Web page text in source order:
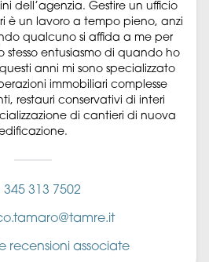
dell’agenzia. Gestire un ufficio
è un lavoro a tempo pieno, anzi
qualcuno si affida a me per
stesso entusiasmo di quando ho
anni mi sono specializzato
immobiliari complesse
restauri conservativi di interi
di cantieri di nuova
345 313 7502
recensioni associate